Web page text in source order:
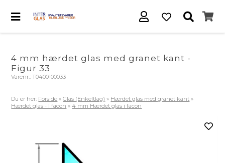
4 mm hærdet glas med granet kant -
Figur 33
Varenr.:T0400100033
Du er her: Forside »Glas (Enkeltlag) » Hærdet glas med granet kant »
Hærdet glas - I facon »4 mm Hærdet glas i facon